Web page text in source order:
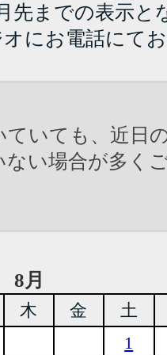
先までの表示
にお電話にて
ていても、近日
ない場合が多く
8月
木 金
土
1